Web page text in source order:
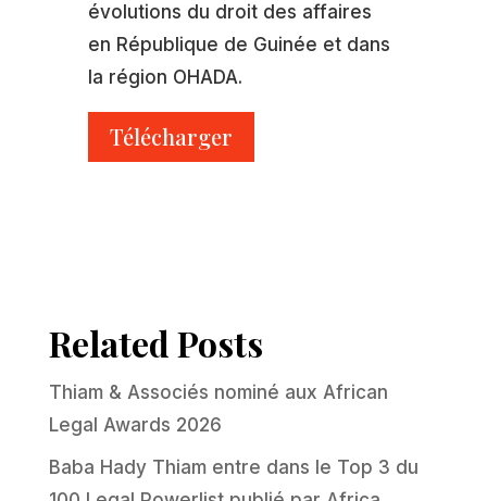
évolutions du droit des affaires
en République de Guinée et dans
la région OHADA.
Télécharger
Related Posts
Thiam & Associés nominé aux African
Legal Awards 2026
Baba Hady Thiam entre dans le Top 3 du